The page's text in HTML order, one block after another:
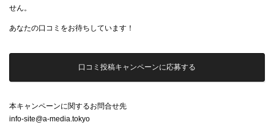
せん。
あなたの口コミをお待ちしています！
口コミ投稿キャンペーンに応募する
本キャンペーンに関するお問合せ先
info-site@a-media.tokyo